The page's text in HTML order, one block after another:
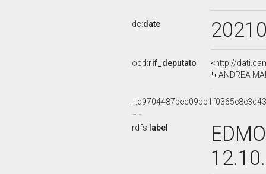
dc:date
ocd:rif_deputato
<http://
ANDREA
rdfs: label